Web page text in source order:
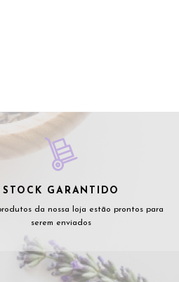
STOCK GARANTIDO
da nossa loja estão prontos para
serem enviados